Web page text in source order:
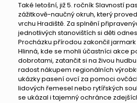
Také letošní, již 5. ročník Slavností
zážitkově-naučný okruh, který
vrchu Hradiště. Za splnění
jednotlivých stanovištích si děti
Procházku přírodou zakončil
Hlinná, kde se mohli účastníci akce
dobrotami, zatančit si na živou
radost nákupem regionálních
ukázky pasení ovcí za pomoci
lidových řemesel nebo rytířských
se ukázal i tajemný ochránce